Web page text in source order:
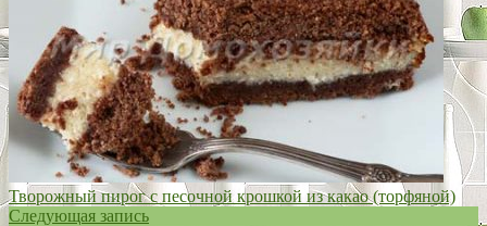
Творожный пирог с песочной крошкой из какао (торфяной)
Следующая запись